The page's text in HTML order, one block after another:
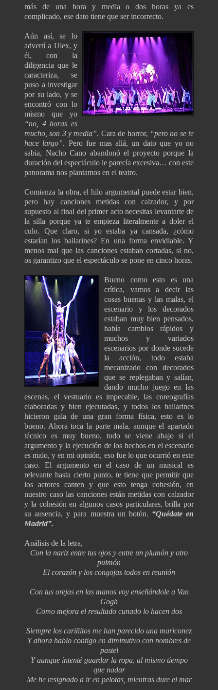
más de una hora y media o dos horas ya es
complicado, ese dato tiene que ser incorrecto.
Aún así, se lo
advertí a Ulex, y
él, con la
diligencia que le
caracteriza, se
puso a investigar
por su lado, y se
encontró con lo
mismo que yo
“no, 4 horas es
mucho, son 3 y media”. Cara de horror, “pero no se te
hace largo”. Pero fue mas allá, un dato que yo no
sabia, Nacho Cano abandonó el proyecto porque la
duración del espectáculo le parecía excesiva… con este
panorama nos plantamos en el teatro.
Comienza la obra, el hilo argumental puede estar bien,
pero hay canciones metidas con calzador, y por
supuesto al final del primer acto necesitas levantarte de
la silla porque ya te empieza literalmente a doler el
culo. Que claro, si yo estaba ya cansada, ¿cómo
estarían los bailarines? En una forma envidiable. Y
menos mal que las canciones estaban cortadas, si no,
os garantizo que el espectáculo se pone en cinco horas.
Bueno como esto es una
crítica, vamos a decir las
cosas buenas y las malas, el
escenario y los decorados
estaban muy bien pensados,
había cambios rápidos y
muchos y variados
escenarios por donde sucede
la acción, todo estaba
mecanizado con decorados
que se replegaban y salían,
dando mucho juego en las
escenas, el vestuario es impecable, las coreografías
elaboradas y bien ejecutadas, y todos los bailarines
hicieron gala de una gran forma física, esto es lo
bueno. Ahora toca la parte mala, aunque el apartado
técnico es muy bueno, todo se viene abajo si el
argumento y la ejecución de los hechos en el escenario
es malo, y en mi opinión, eso fue lo que ocurrió en este
caso. El argumento en el caso de un musical es
relevante hasta cierto punto, te tiene que permitir que
los actores canten y que esto tenga cohesión, en
nuestro caso las canciones están metidas con calzador
y la cohesión en algunos casos particulares, brilla por
su ausencia, y para muestra un botón. “Quédate en
Madrid”.
Análisis de la letra,
Con la nariz entre tus ojos y entre un plumón y otro
pulmón
El corazón y los congojas todos en reunión
Con tus orejas en las manos voy enseñándole a Van
Gogh
Como mejora el resultado cunado lo hacen dos
Siempre los cariñitos me han parecido una mariconez
Y ahora hablo contigo en diminutivo con nombres de
pastel
Y aunque intenté guardar la ropa, al mismo tiempo
que nadar
Me he resignado a ir en pelotas, mientras dure el mar